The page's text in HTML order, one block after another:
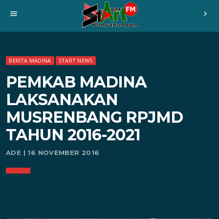
menu chevron_right
BERITA MADINA START NEWS
PEMKAB MADINA
LAKSANAKAN
MUSRENBANG RPJMD
TAHUN 2016-2021
ADE | 16 NOVEMBER 2016